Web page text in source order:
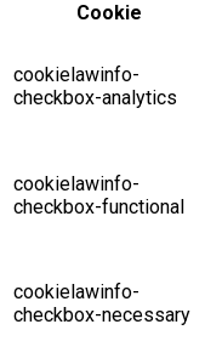
Cookie
cookielawinfo-
checkbox-analytics
cookielawinfo-
checkbox-functional
cookielawinfo-
checkbox-necessary